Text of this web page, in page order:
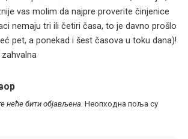
vas molim da najpre proverite činjenice
nemaju tri ili četiri časa, to je davno prošlo
pet, a ponekad i šest časova u toku dana)!
неће бити објављена. Неопходна поља су